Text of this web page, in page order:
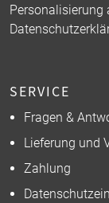
Personalisierung
SERVICE
Fragen &
Lieferung und
Zahlung